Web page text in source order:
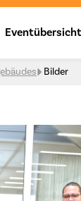
Eventübersicht
Bilder